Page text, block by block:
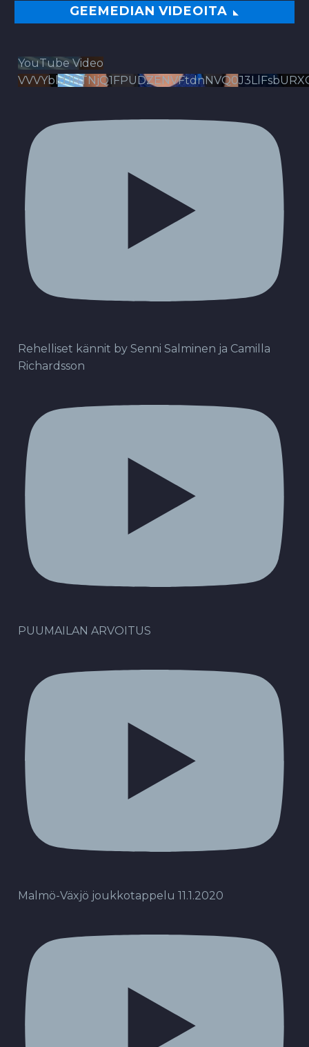
GEEMEDIAN VIDEOITA
YouTube Video
Rehelliset kännit by Senni Salminen ja Camilla
Richardsson
PUUMAILAN ARVOITUS
Malmö-Växjö joukkotappelu 11.1.2020